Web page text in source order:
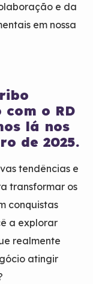
e da
em nossa
com o RD
lá nos
de 2025.
tendências e
transformar os
conquistas
a explorar
realmente
atingir